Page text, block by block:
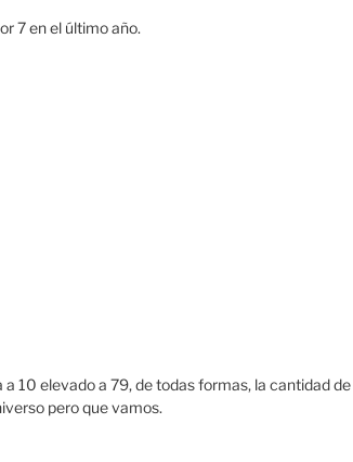
7 en el último año.
10 elevado a 79, de todas formas, la cantidad
pero que vamos.